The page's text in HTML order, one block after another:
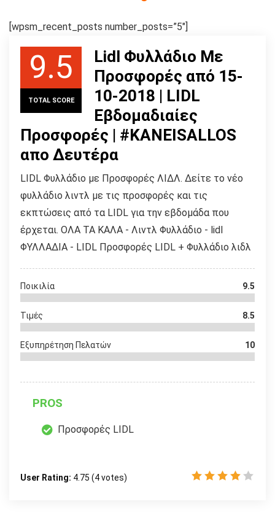
[wpsm_recent_posts number_posts=”5″]
9.5
TOTAL SCORE
Lidl Φυλλάδιο Με
Προσφορές από 15-
10-2018 | LIDL
Εβδομαδιαίες
Προσφορές | #KANEISALLOS
απο Δευτέρα
LIDL Φυλλάδιο με Προσφορές ΛΙΔΛ. Δείτε το νέο
φυλλάδιο λιντλ με τις προσφορές και τις
εκπτώσεις από τα LIDL για την εβδομάδα που
έρχεται. ΟΛΑ ΤΑ ΚΑΛΑ - Λιντλ Φυλλάδιο - lidl
ΦΥΛΛΑΔΙΑ - LIDL Προσφορές LIDL + Φυλλάδιο λιδλ
Ποικιλία 9.5
Τιμές 8.5
Εξυπηρέτηση Πελατών 10
PROS
Προσφορές LIDL
User Rating: 4.75 (4votes)